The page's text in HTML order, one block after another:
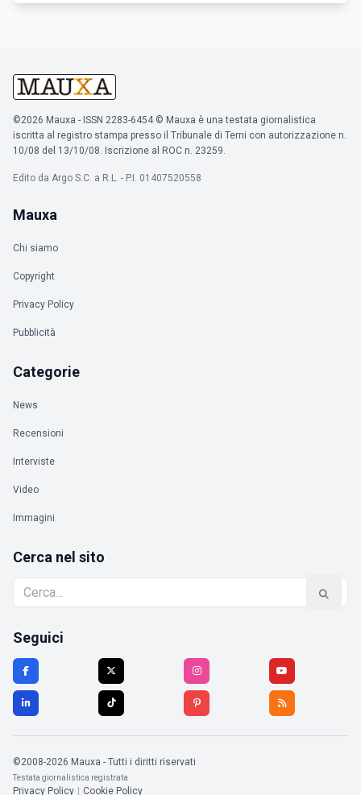
©2026 Mauxa - ISSN 2283-6454 © Mauxa è una testata giornalistica
iscritta al registro stampa presso il Tribunale di Terni con autorizzazione n.
10/08 del 13/10/08. Iscrizione al ROC n. 23259.
Edito da Argo S.C. a R.L. - P.I. 01407520558
Mauxa
Chi siamo
Copyright
Privacy Policy
Pubblicità
Categorie
News
Recensioni
Interviste
Video
Immagini
Cerca nel sito
Seguici
©2008-2026 Mauxa - Tutti i diritti riservati
Testata giornalistica registrata
Privacy Policy | Cookie Policy